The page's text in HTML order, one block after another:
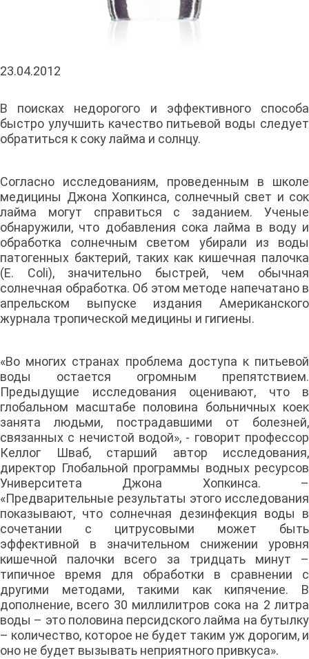
23.04.2012
В поисках недорогого и эффективного способа
быстро улучшить качество питьевой воды следует
обратиться к соку лайма и солнцу.
Согласно исследованиям, проведенным в школе
медицины Джона Хопкинса, солнечный свет и сок
лайма могут справиться с заданием. Ученые
обнаружили, что добавления сока лайма в воду и
обработка солнечным светом убирали из воды
патогенных бактерий, таких как кишечная палочка
(E. Coli), значительно быстрей, чем обычная
солнечная обработка. Об этом методе напечатано в
апрельском выпуске издания Американского
журнала тропической медицины и гигиены.
«Во многих странах проблема доступа к питьевой
воды остается огромным препятствием.
Предыдущие исследования оценивают, что в
глобальном масштабе половина больничных коек
занята людьми, пострадавшими от болезней,
связанных с нечистой водой», - говорит профессор
Келлог Шваб, старший автор исследования,
директор Глобальной программы водных ресурсов
Университета Джона Хопкинса. –
«Предварительные результаты этого исследования
показывают, что солнечная дезинфекция воды в
сочетании с цитрусовыми может быть
эффективной в значительном снижении уровня
кишечной палочки всего за тридцать минут –
типичное время для обработки в сравнении с
другими методами, такими как кипячение. В
дополнение, всего 30 миллилитров сока на 2 литра
воды – это половина персидского лайма на бутылку
– количество, которое не будет таким уж дорогим, и
оно не будет вызывать неприятного привкуса».